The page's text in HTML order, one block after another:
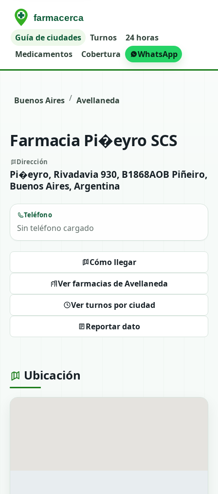
Guía de ciudades Turnos
24 horas
Medicamentos
Cobertura WhatsApp
Buenos Aires / Avellaneda
Farmacia Pi�eyro SCS
Dirección
Pi�eyro, Rivadavia 930, B1868AOB Piñeiro,
Buenos Aires, Argentina
Teléfono
Sin teléfono cargado
Cómo llegar
Ver farmacias de Avellaneda
Ver turnos por ciudad
Reportar dato
Ubicación